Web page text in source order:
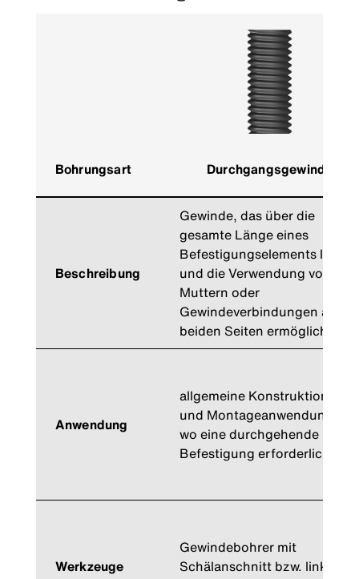
Bohrungsart Durchgangsgewinde
Beschreibung
Gewinde, das über die
gesamte Länge eines
Befestigungselements läuft
und die Verwendung von
Muttern oder
Gewindeverbindungen auf
beiden Seiten ermöglicht
Anwendung
allgemeine Konstruktions-
und Montageanwendungen,
wo eine durchgehende
Befestigung erforderlich ist
Werkzeuge
Gewindebohrer mit
Schälanschnitt bzw. links